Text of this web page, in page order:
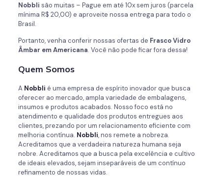
Nobbli são muitas – Pague em até 10x sem juros (parcela
mínima R$ 20,00) e aproveite nossa entrega para todo o
Brasil.
Portanto, venha conferir nossas ofertas de Frasco Vidro
Âmbar em Americana. Você não pode ficar fora dessa!
Quem Somos
A Nobbli é uma empresa de espírito inovador que busca
oferecer ao mercado, ampla variedade de embalagens,
insumos e produtos acabados. Nosso foco está no
atendimento e qualidade dos produtos entregues aos
clientes, prezando por um relacionamento eficiente com
melhoria contínua. Nobbli, nos remete a nobreza.
Acreditamos que a verdadeira natureza humana seja
nobre. Acreditamos que a busca pela excelência e cultivo
de ideais elevados, sejam inseparáveis de um contínuo
refinamento de nossas vidas.